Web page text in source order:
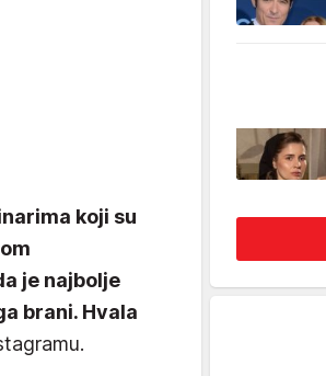
koji su
je najbolje
brani. Hvala